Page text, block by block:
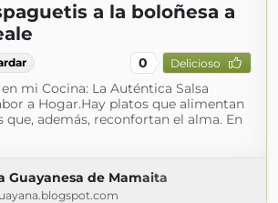
a la boloñesa a
0 Delicioso
mi Cocina: La Auténtica Salsa
a Hogar.Hay platos que alimentan
que, además, reconfortan el alma. En
Guayanesa de Mamaita